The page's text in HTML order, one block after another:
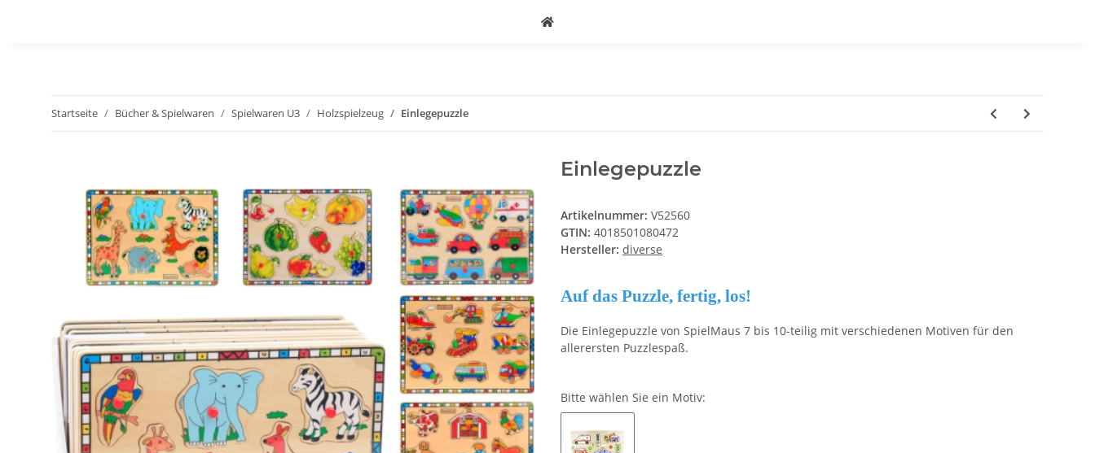
Startseite Bücher & Spielwaren Spielwaren U3 Holzspielzeug Einlegepuzzle
Einlegepuzzle
Artikelnummer: V52560
GTIN: 4018501080472
Hersteller: diverse
Auf das Puzzle, fertig, los!
Die Einlegepuzzle von SpielMaus 7 bis 10-teilig mit verschiedenen Motiven für den
allerersten Puzzlespaß.
Bitte wählen Sie ein Motiv: